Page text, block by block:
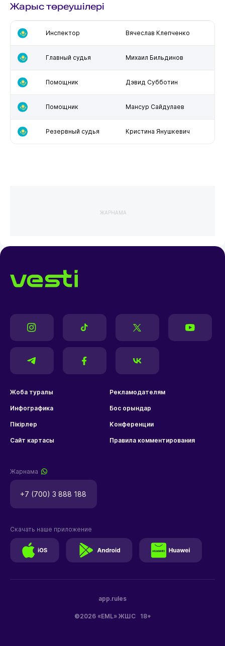
Жарыс төреушілері
Инспектор Вячеслав Клепченко
Главный судья Михаил Бильдинов
Помощник Дэвид Субботин
Помощник Мансур Сайдулаев
Резервный судья Кристина Янушкевич
ЖАРНАМА
Жоба туралы Рекламодателям
Инфографика Бос орындар
Пікірлер Конференции
Сайт картасы Правила комментирования
Жарнама
+7 (700) 3 888 188
©2026 «EML» ЖШС 18+
app.rules
Скачать наше приложение